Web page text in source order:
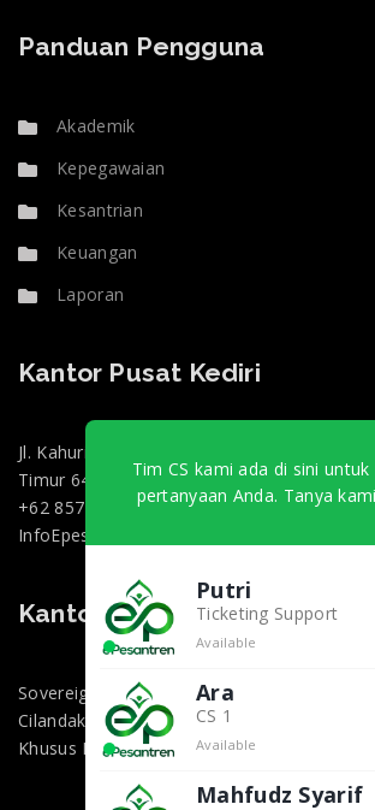
Panduan Pengguna
Akademik
Kepegawaian
Kesantrian
Keuangan
Laporan
Kantor Pusat Kediri
Jl. Kahuripan 47, Doko, Kec. Ngasem,
Timur 64182
+62 857-0130-3000
InfoEpesantren@gmail.com
Kantor Marketing Jakarta
Sovereign Plaza, Jl. TB Simatupang No.36 1,
Cilandak Bar., Kec. Cilandak, Kota Jakarta
Khusus Ibukota Jakarta 12430
Tim CS kami ada di sini
pertanyaan Anda. Tanya
Putri
Ticketing Support
Available
Ara
CS 1
Available
Mahfudz Syarif